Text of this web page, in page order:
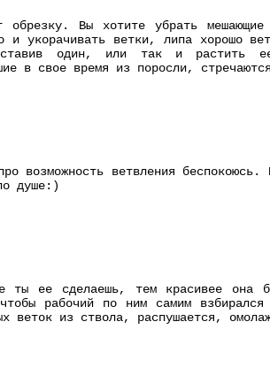
обрезку. Вы хотите убрать
и укорачивать ветки, липа хорошо
один, или так и растить ее
в свое время из поросли,
возможность ветвления
душе:)
ее сделаешь, тем красивее она
рабочий по ним самим
веток из ствола, распушается,